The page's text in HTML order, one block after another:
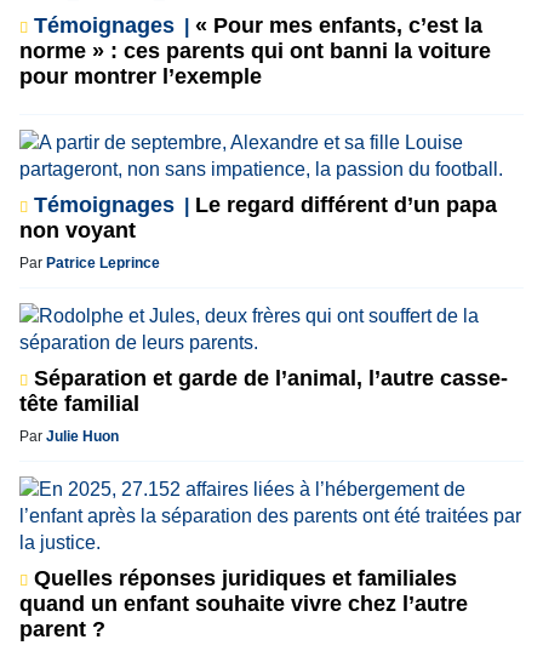
Témoignages
« Pour mes enfants, c’est la
norme » : ces parents qui ont banni la voiture
pour montrer l’exemple
Témoignages
Le regard différent d’un papa
non voyant
Par Patrice Leprince
Séparation et garde de l’animal, l’autre casse-
tête familial
Par Julie Huon
Quelles réponses juridiques et familiales
quand un enfant souhaite vivre chez l’autre
parent ?